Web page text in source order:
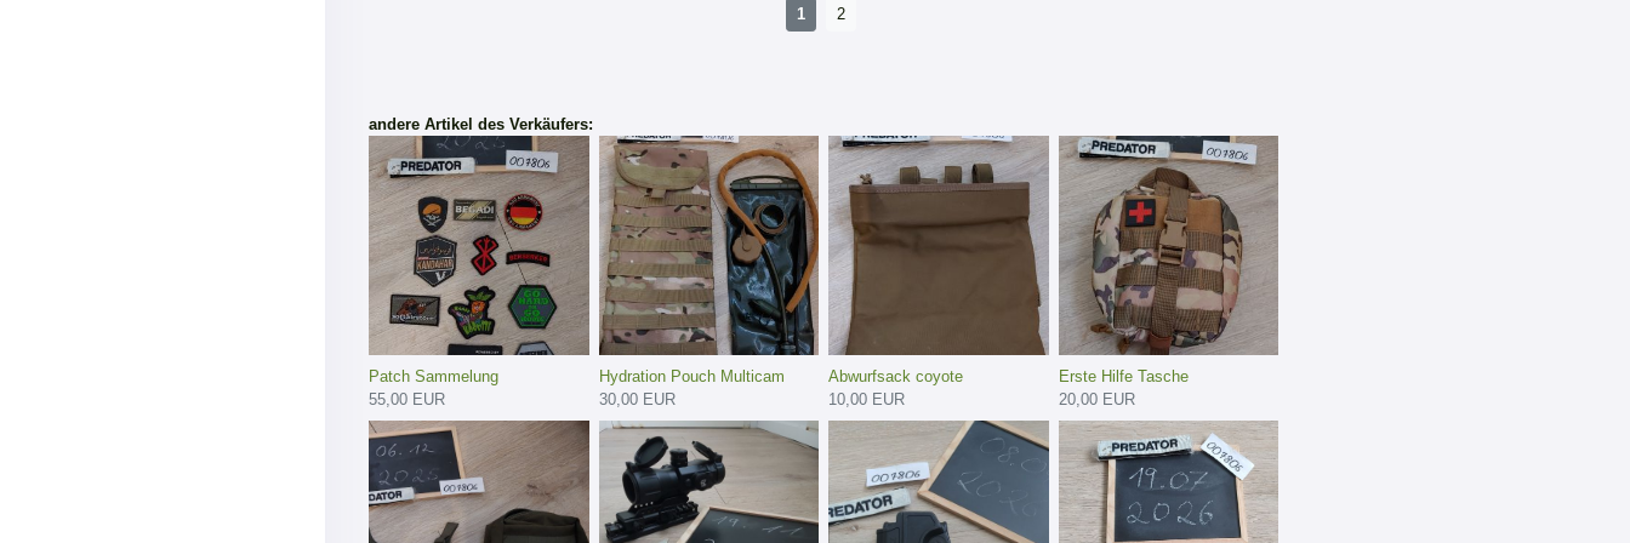
1 2
andere Artikel des Verkäufers:
Patch Sammelung
55,00 EUR
Hydration Pouch Multicam
30,00 EUR
Abwurfsack coyote
10,00 EUR
Erste Hilfe Tasche
20,00 EUR